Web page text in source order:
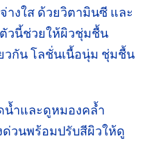
างใส ด้วยวิตามินซี และ
วนี้ช่วยให้ผิวชุ่มชื้น
วกันโลชั่นเนื้อนุ่ม ชุ่มชื้น
น้ำและดูหมองคล้ำ
ด่วนพร้อมปรับสีผิวให้ดู